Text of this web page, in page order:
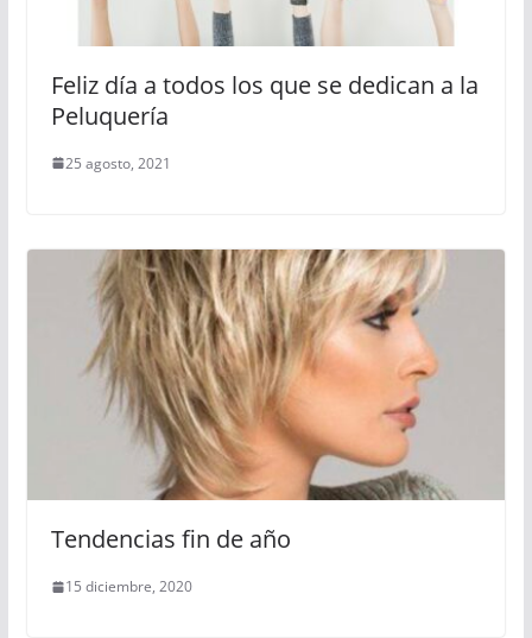
Feliz día a todos los que se dedican a la
Peluquería
25 agosto, 2021
Tendencias fin de año
15 diciembre, 2020